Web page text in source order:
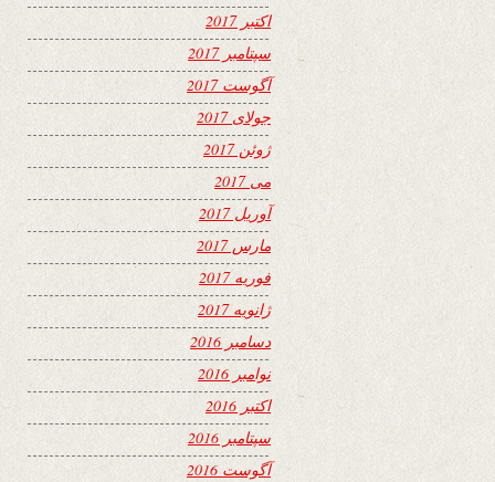
اکتبر 2017
سپتامبر 2017
آگوست 2017
جولای 2017
ژوئن 2017
می 2017
آوریل 2017
مارس 2017
فوریه 2017
ژانویه 2017
دسامبر 2016
نوامبر 2016
اکتبر 2016
سپتامبر 2016
آگوست 2016